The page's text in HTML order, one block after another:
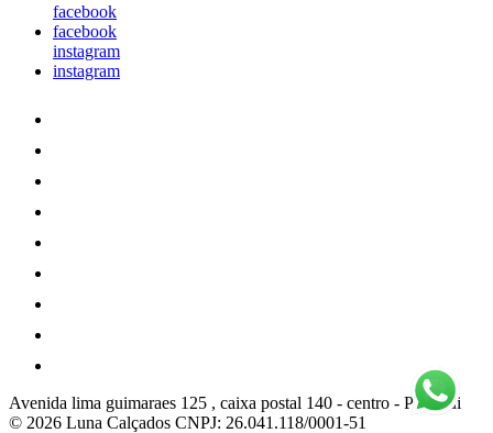
facebook
facebook
instagram
instagram
Avenida lima guimaraes 125 , caixa postal 140 - centro - Pitangui
© 2026 Luna Calçados CNPJ: 26.041.118/0001-51